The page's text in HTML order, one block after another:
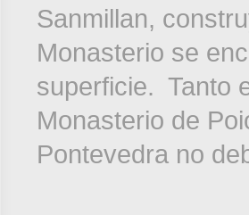
Sanmillan,
Monasterio se
superficie. Tanto
Monasterio de
Pontevedra no